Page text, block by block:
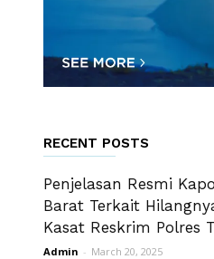
RECENT POSTS
Penjelasan Resmi
Barat Terkait
Kasat Reskrim Polres
Admin - March 20, 2025